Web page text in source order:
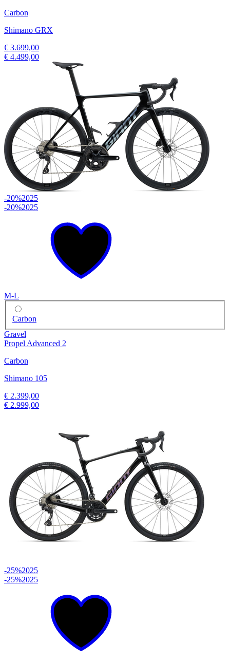
Carbon|
Shimano GRX
€ 3.699,00
€ 4.499,00
-20%2025
-20%2025
M-L
Carbon
Gravel
Propel Advanced 2
Carbon|
Shimano 105
€ 2.399,00
€ 2.999,00
-25%2025
-25%2025